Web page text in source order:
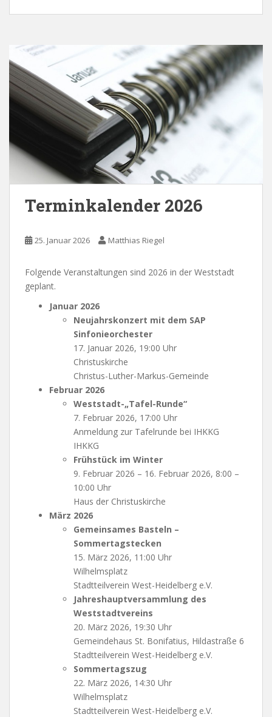
Terminkalender 2026
25. Januar 2026 Matthias Riegel
Folgende Veranstaltungen sind 2026 in der Weststadt
geplant.
Januar 2026
Neujahrskonzert mit dem SAP
Sinfonieorchester
17. Januar 2026, 19:00 Uhr
Christuskirche
Christus-Luther-Markus-Gemeinde
Februar 2026
Weststadt-„Tafel-Runde“
7. Februar 2026, 17:00 Uhr
Anmeldung zur Tafelrunde bei IHKKG
IHKKG
Frühstück im Winter
9. Februar 2026 – 16. Februar 2026, 8:00 –
10:00 Uhr
Haus der Christuskirche
März 2026
Gemeinsames Basteln –
Sommertagstecken
15. März 2026, 11:00 Uhr
Wilhelmsplatz
Stadtteilverein West-Heidelberg e.V.
Jahreshauptversammlung des
Weststadtvereins
20. März 2026, 19:30 Uhr
Gemeindehaus St. Bonifatius, Hildastraße 6
Stadtteilverein West-Heidelberg e.V.
Sommertagszug
22. März 2026, 14:30 Uhr
Wilhelmsplatz
Stadtteilverein West-Heidelberg e.V.